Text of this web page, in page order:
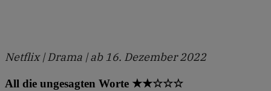
Netflix | Drama | ab 16. Dezember 2022
All die ungesagten Worte ★★☆☆☆